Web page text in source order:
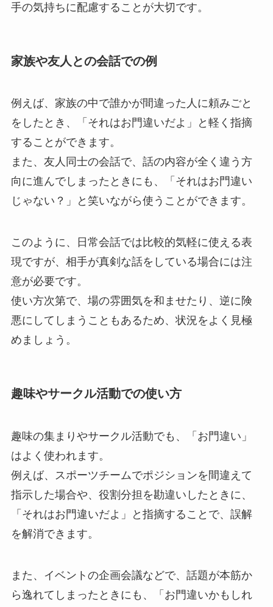
手の気持ちに配慮することが大切です。
家族や友人との会話での例
例えば、家族の中で誰かが間違った人に頼みごと
をしたとき、「それはお門違いだよ」と軽く指摘
することができます。
また、友人同士の会話で、話の内容が全く違う方
向に進んでしまったときにも、「それはお門違い
じゃない？」と笑いながら使うことができます。
このように、日常会話では比較的気軽に使える表
現ですが、相手が真剣な話をしている場合には注
意が必要です。
使い方次第で、場の雰囲気を和ませたり、逆に険
悪にしてしまうこともあるため、状況をよく見極
めましょう。
趣味やサークル活動での使い方
趣味の集まりやサークル活動でも、「お門違い」
はよく使われます。
例えば、スポーツチームでポジションを間違えて
指示した場合や、役割分担を勘違いしたときに、
「それはお門違いだよ」と指摘することで、誤解
を解消できます。
また、イベントの企画会議などで、話題が本筋か
ら逸れてしまったときにも、「お門違いかもしれ